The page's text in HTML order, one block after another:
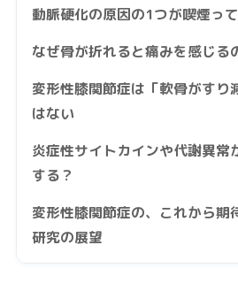
動脈硬化の原因の1つが喫煙っ
なぜ骨が折れると痛みを感じる
変形性膝関節症は「軟骨がすり
はない
炎症性サイトカインや代謝異常
する？
変形性膝関節症の、これから期
研究の展望